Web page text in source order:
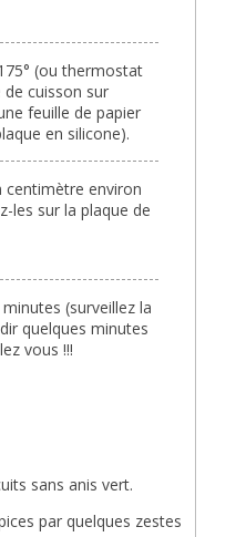
(ou thermostat
cuisson sur
feuille de papier
en silicone).
centimètre environ
les sur la plaque de
(surveillez la
quelques minutes
vous !!!
sans anis vert.
par quelques zestes